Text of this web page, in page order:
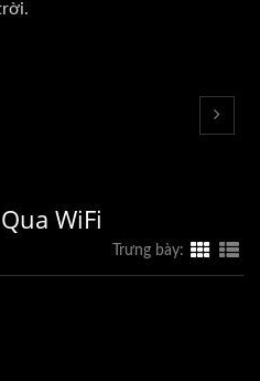
WiFi
Trưng bày: